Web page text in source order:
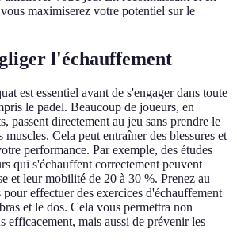
maximiserez votre potentiel sur le
l'échauffement
est essentiel avant de s'engager dans toute
le padel. Beaucoup de joueurs, en
passent directement au jeu sans prendre le
Cela peut entraîner des blessures et
performance. Par exemple, des études
qui s'échauffent correctement peuvent
et leur mobilité de 20 à 30 %. Prenez au
effectuer des exercices d'échauffement
et le dos. Cela vous permettra non
efficacement, mais aussi de prévenir les